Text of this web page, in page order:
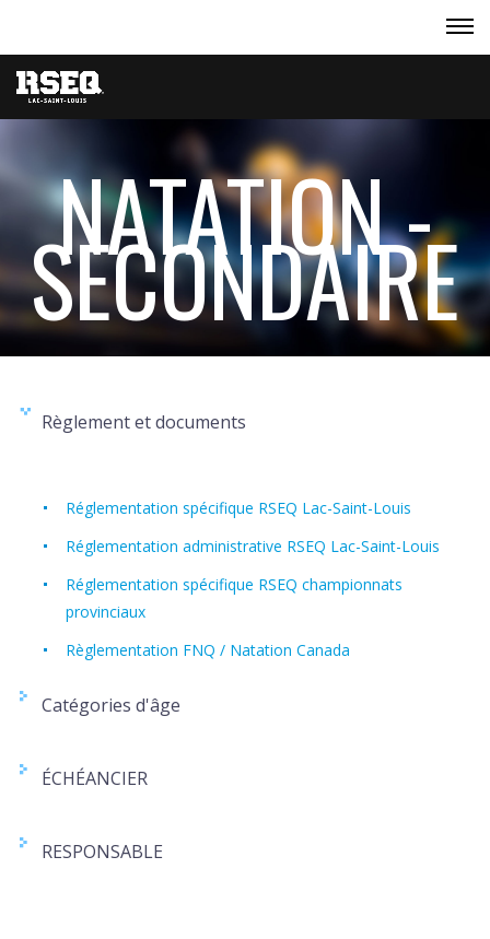
NATATION -
SECONDAIRE
Règlement et documents
Réglementation spécifique RSEQ Lac-Saint-Louis
Réglementation administrative RSEQ Lac-Saint-Louis
Réglementation spécifique RSEQ championnats
provinciaux
Règlementation FNQ / Natation Canada
Catégories d'âge
ÉCHÉANCIER
RESPONSABLE